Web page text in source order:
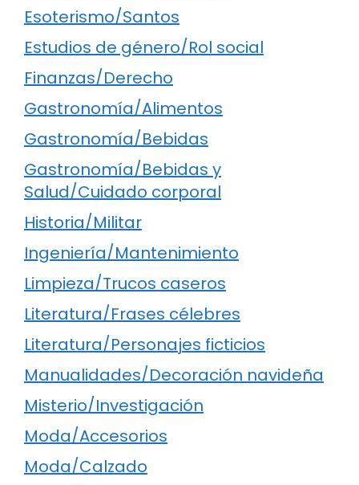
Esoterismo/Santos
Estudios de género/Rol social
Finanzas/Derecho
Gastronomía/Alimentos
Gastronomía/Bebidas
Gastronomía/Bebidas y
Salud/Cuidado corporal
Historia/Militar
Ingeniería/Mantenimiento
Limpieza/Trucos caseros
Literatura/Frases célebres
Literatura/Personajes ficticios
Manualidades/Decoración navideña
Misterio/Investigación
Moda/Accesorios
Moda/Calzado